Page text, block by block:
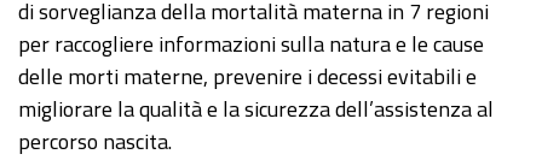
di sorveglianza della mortalità materna in 7 regioni
per raccogliere informazioni sulla natura e le cause
delle morti materne, prevenire i decessi evitabili e
migliorare la qualità e la sicurezza dell’assistenza al
percorso nascita.